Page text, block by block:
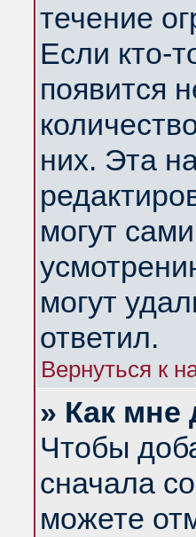
течение
Если кто-
появится
них. Эта
могут
могут
ответил.
Вернуться к
» Как
Чтобы
сначала
можете